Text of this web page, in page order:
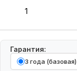
Гарантия:
3 года (базовая)